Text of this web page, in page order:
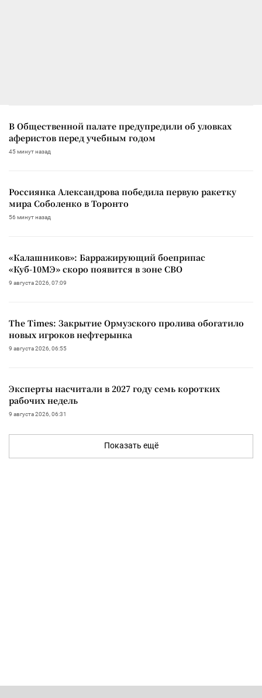
В Общественной палате предупредили об уловках
аферистов перед учебным годом
45 минут назад
Россиянка Александрова победила первую ракетку
мира Соболенко в Торонто
56 минут назад
«Калашников»: Барражирующий боеприпас
«Куб-10МЭ» скоро появится в зоне СВО
9 августа 2026, 07:09
The Times: Закрытие Ормузского пролива обогатило
новых игроков нефтерынка
9 августа 2026, 06:55
Эксперты насчитали в 2027 году семь коротких
рабочих недель
9 августа 2026, 06:31
Показать ещё